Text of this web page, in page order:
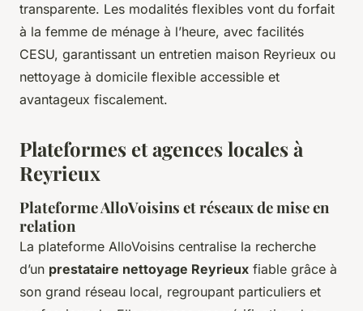
transparente. Les modalités flexibles vont du forfait
à la femme de ménage à l’heure, avec facilités
CESU, garantissant un entretien maison Reyrieux ou
nettoyage à domicile flexible accessible et
avantageux fiscalement.
Plateformes et agences locales à
Reyrieux
Plateforme AlloVoisins et réseaux de mise en
relation
La plateforme AlloVoisins centralise la recherche
d’un prestataire nettoyage Reyrieux fiable grâce à
son grand réseau local, regroupant particuliers et